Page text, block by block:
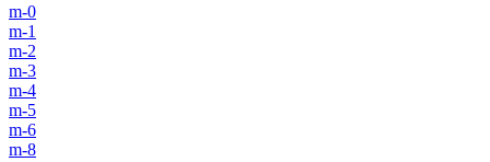
m-0
m-1
m-2
m-3
m-4
m-5
m-6
m-8